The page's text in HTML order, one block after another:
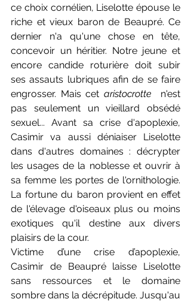
ce choix cornélien, Liselotte épouse le
riche et vieux baron de Beaupré. Ce
dernier n'a qu'une chose en tête,
concevoir un héritier. Notre jeune et
encore candide roturière doit subir
ses assauts lubriques afin de se faire
engrosser. Mais cet aristocrotte
n'est
pas seulement un vieillard obsédé
sexuel... Avant sa crise d'apoplexie,
Casimir va aussi déniaiser Liselotte
dans d'autres domaines : décrypter
les usages de la noblesse et ouvrir à
sa femme les portes de l'ornithologie.
La fortune du baron provient en effet
de l'élevage d'oiseaux plus ou moins
exotiques qu'il destine aux divers
plaisirs de la cour.
Victime d’une crise d’apoplexie,
Casimir de Beaupré laisse Liselotte
sans ressources et le domaine
sombre dans la décrépitude. Jusqu'au